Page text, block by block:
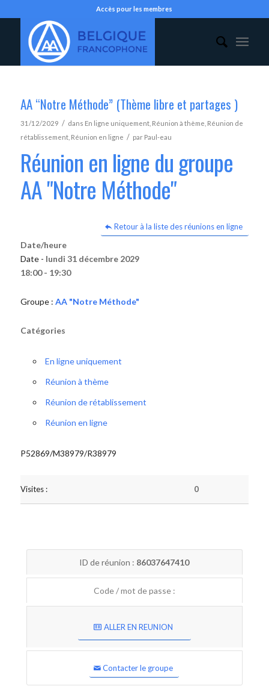
Accès pour les membres
AA “Notre Méthode” (Thème libre et partages )
31/12/2029 / dans En ligne uniquement, Réunion à thème Réunion de
rétablissement, Réunion en ligne / par Paul-eau
Réunion en ligne du groupe
AA "Notre Méthode"
Retour à la liste des réunions en ligne
Date/heure
Date - lundi 31 décembre 2029
18:00 - 19:30
Groupe : AA "Notre Méthode"
Catégories
En ligne uniquement
Réunion à thème
Réunion de rétablissement
Réunion en ligne
P52869/M38979/R38979
Visites : 0
ID de réunion : 86037647410
Code / mot de passe :
ALLER EN REUNION
Contacter le groupe